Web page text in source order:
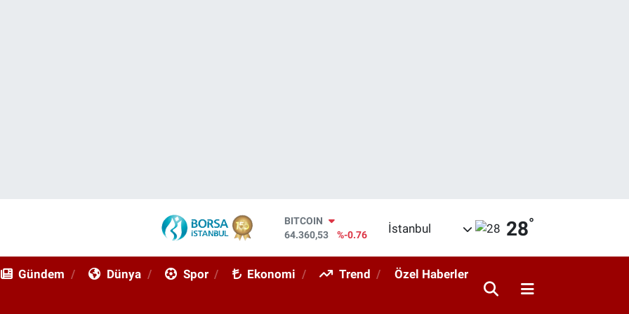
DOLAR
47,7069
%0.17
STERLİN
İstanbul 28°
Gündem Dünya Spor Ekonomi Trend Özel Haberler